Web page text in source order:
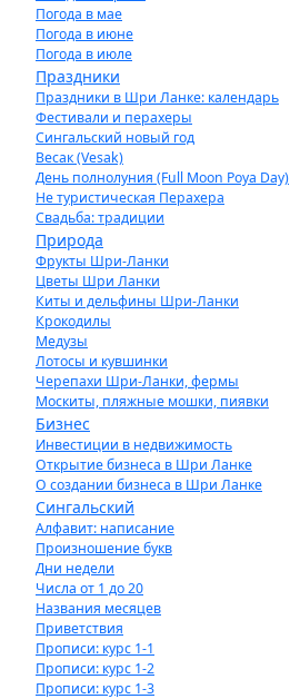
Погода в мае
Погода в июне
Погода в июле
Праздники
Праздники в Шри Ланке: календарь
Фестивали и перахеры
Сингальский новый год
Весак (Vesak)
День полнолуния (Full Moon Poya Day)
Не туристическая Перахера
Свадьба: традиции
Природа
Фрукты Шри-Ланки
Цветы Шри Ланки
Киты и дельфины Шри-Ланки
Крокодилы
Медузы
Лотосы и кувшинки
Черепахи Шри-Ланки, фермы
Москиты, пляжные мошки, пиявки
Бизнес
Инвестиции в недвижимость
Открытие бизнеса в Шри Ланке
О создании бизнеса в Шри Ланке
Сингальский
Алфавит: написание
Произношение букв
Дни недели
Числа от 1 до 20
Названия месяцев
Приветствия
Прописи: курс 1-1
Прописи: курс 1-2
Прописи: курс 1-3